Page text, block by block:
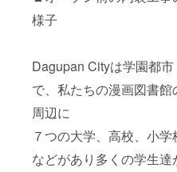
様子
Dagupan Cityは学園都市
で、私たちの漫画図書館
周辺に
７つの大学、高校、小学
などがあり多くの学生達